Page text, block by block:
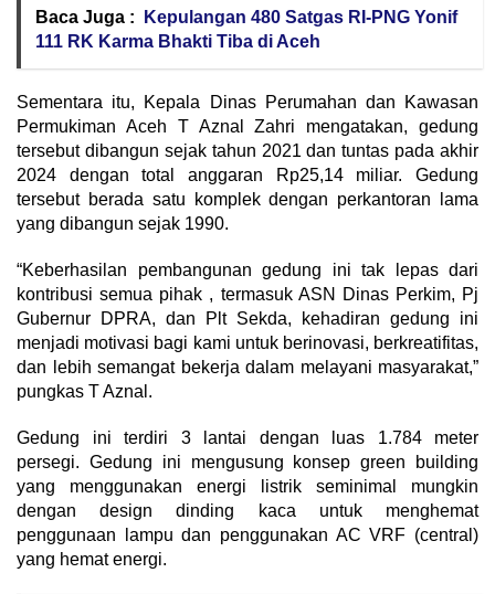
Baca Juga :
Kepulangan 480 Satgas RI-PNG Yonif
111 RK Karma Bhakti Tiba di Aceh
Sementara itu, Kepala Dinas Perumahan dan Kawasan
Permukiman Aceh T Aznal Zahri mengatakan, gedung
tersebut dibangun sejak tahun 2021 dan tuntas pada akhir
2024 dengan total anggaran Rp25,14 miliar. Gedung
tersebut berada satu komplek dengan perkantoran lama
yang dibangun sejak 1990.
“Keberhasilan pembangunan gedung ini tak lepas dari
kontribusi semua pihak , termasuk ASN Dinas Perkim, Pj
Gubernur DPRA, dan Plt Sekda, kehadiran gedung ini
menjadi motivasi bagi kami untuk berinovasi, berkreatifitas,
dan lebih semangat bekerja dalam melayani masyarakat,”
pungkas T Aznal.
Gedung ini terdiri 3 lantai dengan luas 1.784 meter
persegi. Gedung ini mengusung konsep green building
yang menggunakan energi listrik seminimal mungkin
dengan design dinding kaca untuk menghemat
penggunaan lampu dan penggunakan AC VRF (central)
yang hemat energi.